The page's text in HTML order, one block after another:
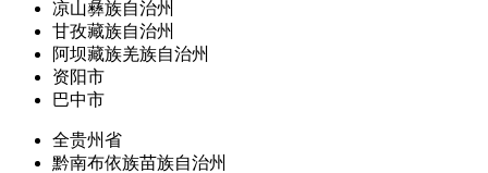
凉山彝族自治州
甘孜藏族自治州
阿坝藏族羌族自治州
资阳市
巴中市
全贵州省
黔南布依族苗族自治州